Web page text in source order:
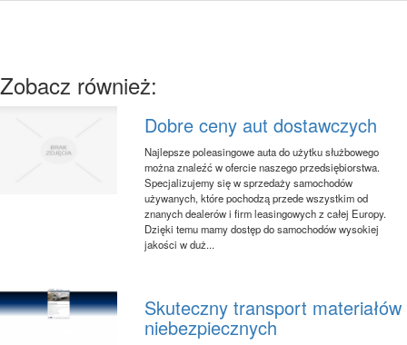
Zobacz również:
Dobre ceny aut dostawczych
Najlepsze poleasingowe auta do użytku służbowego
można znaleźć w ofercie naszego przedsiębiorstwa.
Specjalizujemy się w sprzedaży samochodów
używanych, które pochodzą przede wszystkim od
znanych dealerów i firm leasingowych z całej Europy.
Dzięki temu mamy dostęp do samochodów wysokiej
jakości w duż...
Skuteczny transport materiałów
niebezpiecznych